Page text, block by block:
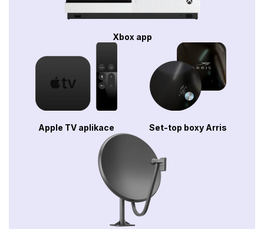
Xbox app
Apple TV aplikace Set-top boxy Arris